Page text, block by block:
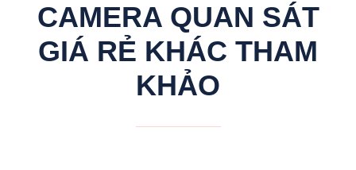
CAMERA QUAN SÁT
GIÁ RẺ KHÁC THAM
KHẢO